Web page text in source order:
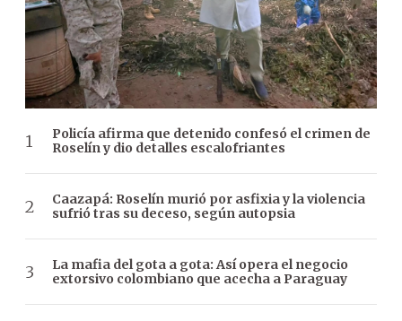
Policía afirma que detenido confesó el crimen de
Roselín y dio detalles escalofriantes
Caazapá: Roselín murió por asfixia y la violencia
sufrió tras su deceso, según autopsia
La mafia del gota a gota: Así opera el negocio
extorsivo colombiano que acecha a Paraguay